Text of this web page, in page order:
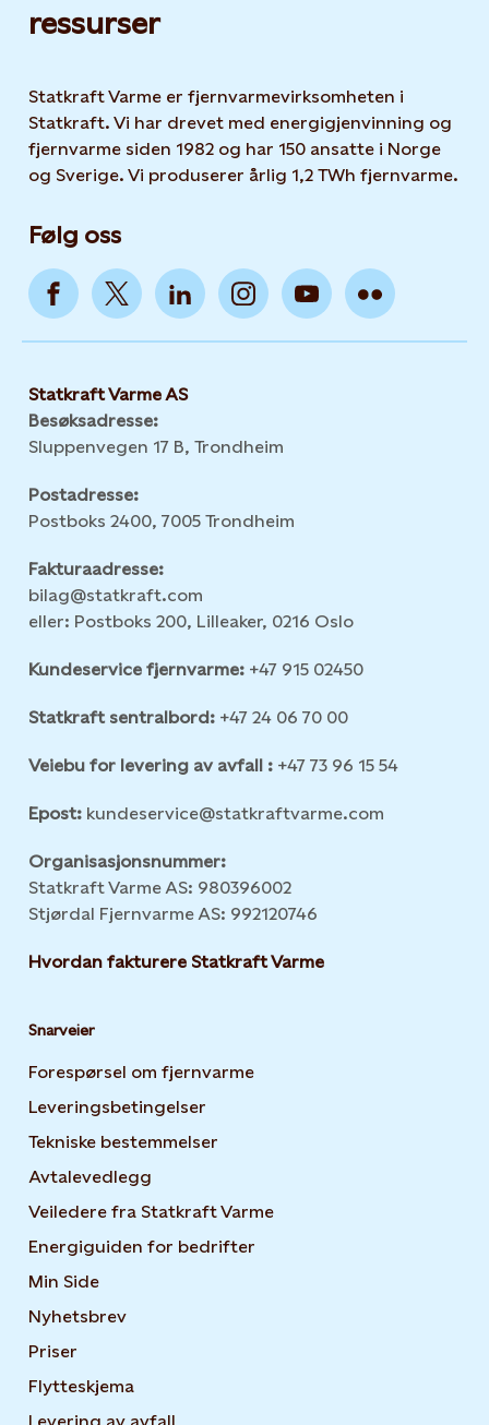
ressurser
Statkraft Varme er fjernvarmevirksomheten i
Statkraft. Vi har drevet med energigjenvinning og
fjernvarme siden 1982 og har 150 ansatte i Norge
og Sverige. Vi produserer årlig 1,2 TWh fjernvarme.
Følg oss
Statkraft Varme AS
Besøksadresse:
Sluppenvegen 17 B, Trondheim
Postadresse:
Postboks 2400, 7005 Trondheim
Fakturaadresse:
bilag@statkraft.com
eller: Postboks 200, Lilleaker, 0216 Oslo
Kundeservice fjernvarme: +47 915 02450
Statkraft sentralbord: +47 24 06 70 00
Veiebu for levering av avfall : +47 73 96 15 54
Epost: kundeservice@statkraftvarme.com
Organisasjonsnummer:
Statkraft Varme AS: 980396002
Stjørdal Fjernvarme AS: 992120746
Hvordan fakturere Statkraft Varme
Snarveier
Forespørsel om fjernvarme
Leveringsbetingelser
Tekniske bestemmelser
Avtalevedlegg
Veiledere fra Statkraft Varme
Energiguiden for bedrifter
Min Side
Nyhetsbrev
Priser
Flytteskjema
Levering av avfall